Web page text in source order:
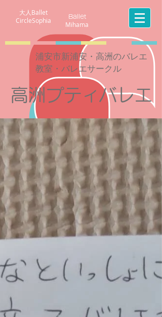
​大人Ballet
​CircleSophia
Ballet
​Mihama
​浦安市新浦安・高洲のバレエ
教室・バレエサークル
​高洲プティバレエ